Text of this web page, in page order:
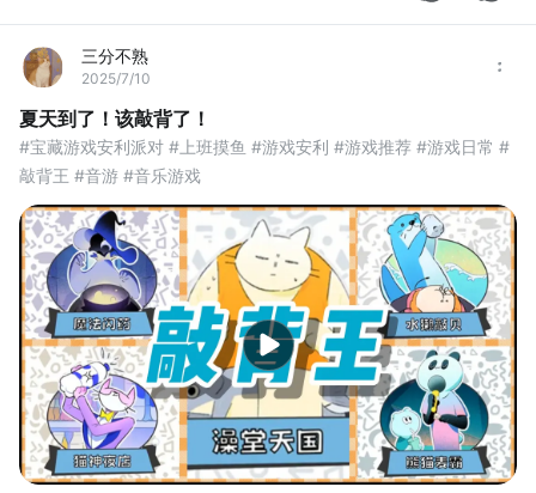
三分不熟
2025/7/10
夏天到了！该敲背了！
#宝藏游戏安利派对 #上班摸鱼 #游戏安利 #游戏推荐 #游戏日常 #
敲背王 #音游 #音乐游戏